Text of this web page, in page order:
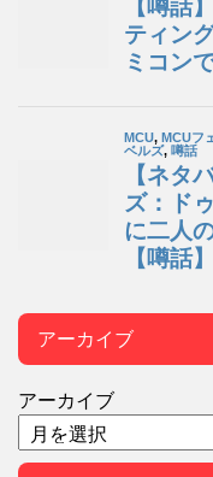
アーカイブ
アーカイブ